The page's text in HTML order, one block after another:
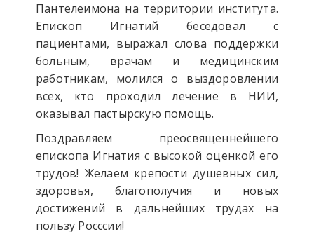
Пантелеимона на территории института.
Епископ Игнатий беседовал с
пациентами, выражал слова поддержки
больным, врачам и медицинским
работникам, молился о выздоровлении
всех, кто проходил лечение в НИИ,
оказывал пастырскую помощь.
Поздравляем преосвященнейшего
епископа Игнатия с высокой оценкой его
трудов! Желаем крепости душевных сил,
здоровья, благополучия и новых
достижений в дальнейших трудах на
пользу Росссии!